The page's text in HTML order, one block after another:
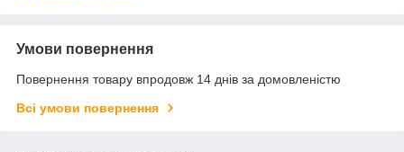
Умови повернення
Повернення товару впродовж 14 днів за домовленістю
Всі умови повернення